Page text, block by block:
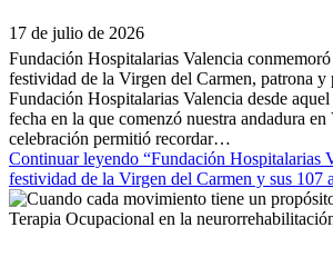
17 de julio de 2026
Fundación Hospitalarias Valencia
festividad de la Virgen del Carmen, patrona y
Fundación Hospitalarias Valencia desde
fecha en la que comenzó nuestra andadura
celebración permitió recordar…
Continuar leyendo “Fundación Hospitalarias
festividad de la Virgen del Carmen y sus 107